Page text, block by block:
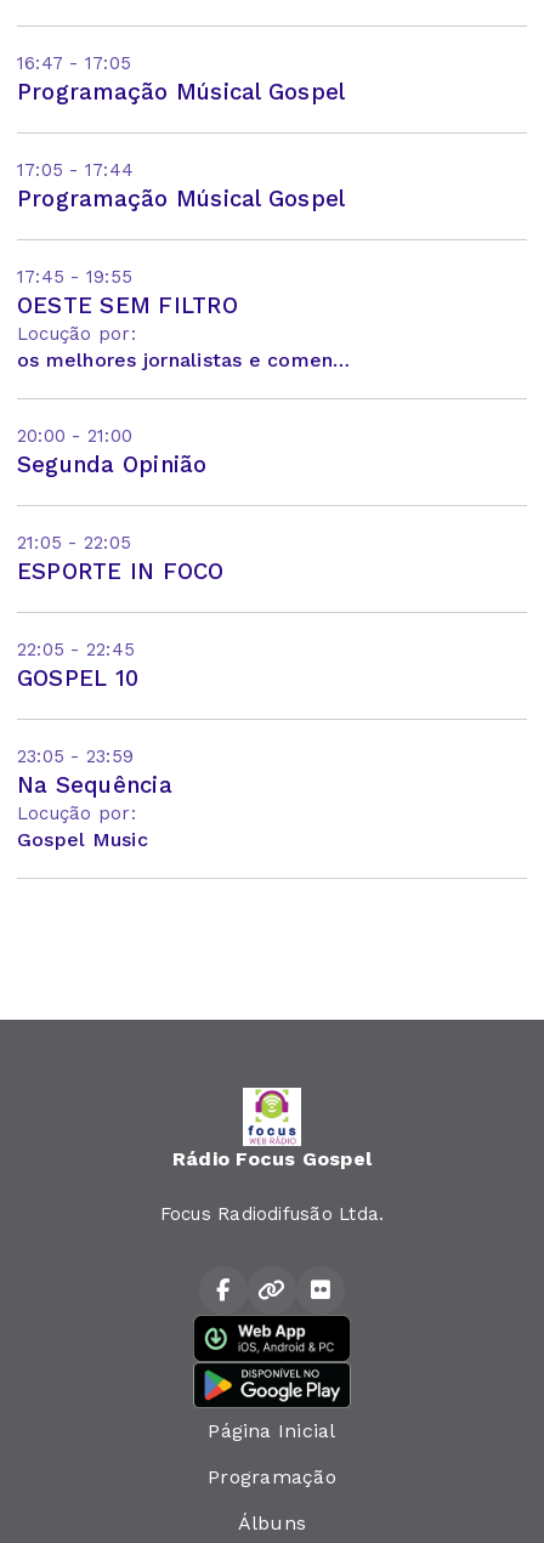
16:47 - 17:05
Programação Músical Gospel
17:05 - 17:44
Programação Músical Gospel
17:45 - 19:55
OESTE SEM FILTRO
Locução por:
os melhores jornalistas e comentaristas do Brasil!
20:00 - 21:00
Segunda Opinião
21:05 - 22:05
ESPORTE IN FOCO
22:05 - 22:45
GOSPEL 10
23:05 - 23:59
Na Sequência
Locução por:
Gospel Music
Rádio Focus Gospel
Focus Radiodifusão Ltda.
Página Inicial
Programação
Álbuns